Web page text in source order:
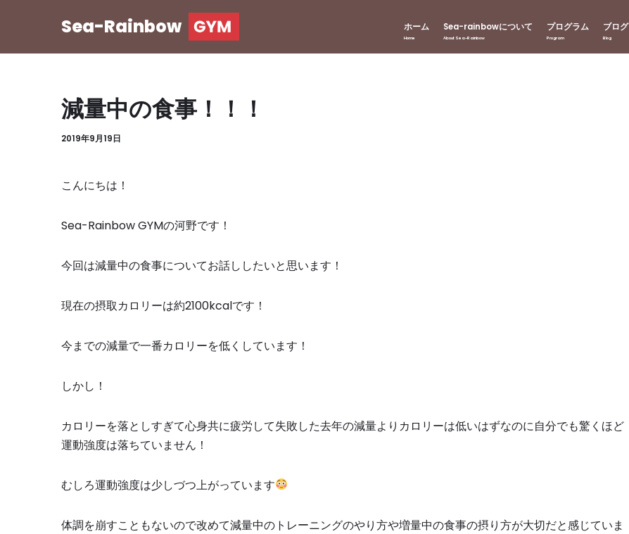
ン
Sea-Rainbow ホーム Sea-rainbowについて プログラム ブログ
減量中の食事！！！
2019年9月19日
こんにちは！
Sea-Rainbow GYMの河野です！
今回は減量中の食事についてお話ししたいと思います！
現在の摂取カロリーは約2100kcalです！
今までの減量で一番カロリーを低くしています！
しかし！
カロリーを落としすぎて心身共に疲労して失敗した去年の減量よりカロリーは低いはずなのに自分でも驚くほど
運動強度は落ちていません！
むしろ運動強度は少しづつ上がっています
体調を崩すこともないので改めて減量中のトレーニングのやり方や増量中の食事の摂り方が大切だと感じていま